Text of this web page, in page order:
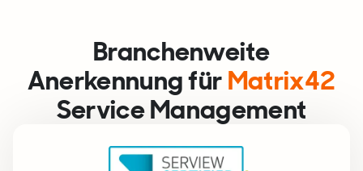
Branchenweite
Anerkennung fürMatrix42
Service Management